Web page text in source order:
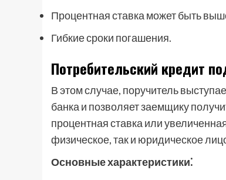
Процентная ставка может быть
Гибкие сроки погашения.
Потребительский кредит
В этом случае, поручитель
банка и позволяет заемщику
процентная ставка или
физическое, так и юридическое
Основные характеристики⁚